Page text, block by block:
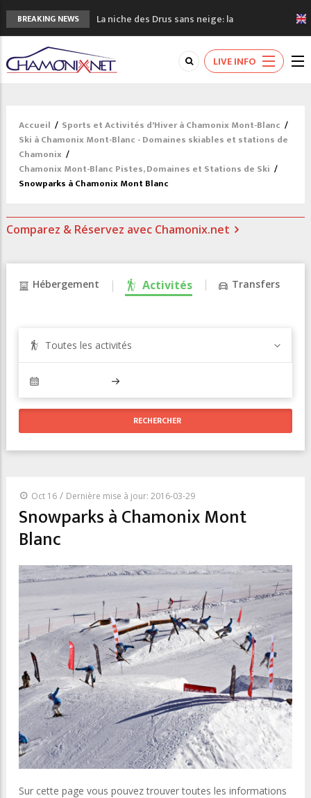
BREAKING NEWS
La niche des Drus sans neige: la
sécheresse en haute montagne
3 bonnes raisons pour visiter le nouveau
Musée du Mont-Blanc
Accidents en montagne: 3 personnes sont
Craft ouvre un nouveau magasin de course
à pied à Chamonix
LIVE INFO
Accueil / Sports et Activités d'Hiver à Chamonix Mont-Blanc /
Ski à Chamonix Mont-Blanc - Domaines skiables et stations de
Chamonix /
Chamonix Mont-Blanc Pistes, Domaines et Stations de Ski /
Snowparks à Chamonix Mont Blanc
Comparez & Réservez avec Chamonix.net
Hébergement Activités Transfers
Toutes les activités
Oct 16 / Dernière mise à jour: 2016-03-29
Snowparks à Chamonix Mont
Blanc
Sur cette page vous pouvez trouver toutes les informations